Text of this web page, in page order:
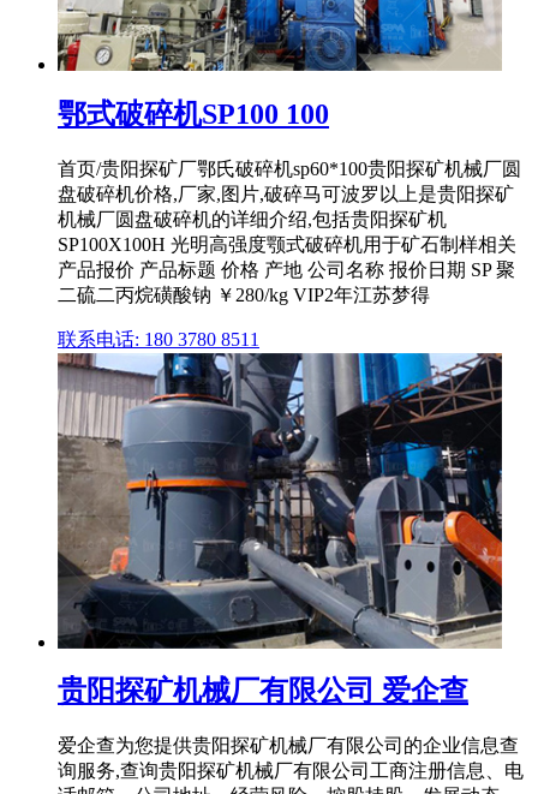
鄂式破碎机SP100 100
首页/贵阳探矿厂鄂氏破碎机sp60*100贵阳探矿机械厂圆
盘破碎机价格,厂家,图片,破碎马可波罗以上是贵阳探矿
机械厂圆盘破碎机的详细介绍,包括贵阳探矿机
SP100X100H 光明高强度颚式破碎机用于矿石制样相关
产品报价 产品标题 价格 产地 公司名称 报价日期 SP 聚
二硫二丙烷磺酸钠 ￥280/kg VIP2年江苏梦得
联系电话: 180 3780 8511
贵阳探矿机械厂有限公司 爱企查
爱企查为您提供贵阳探矿机械厂有限公司的企业信息查
询服务,查询贵阳探矿机械厂有限公司工商注册信息、电